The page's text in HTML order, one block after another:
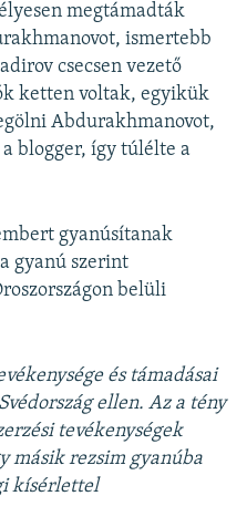
megtámadták
ismertebb
csecsen vezető
ketten voltak, egyikük
Abdurakhmanovot,
blogger, így túlélte a
gyanúsítanak
gyanú szerint
belüli
és támadásai
ellen. Az a tény
tevékenységek
másik rezsim gyanúba
kísérlettel